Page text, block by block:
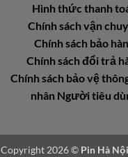
Hình thức thanh
Chính sách vận
Chính sách bảo
Chính sách đổi trả
Chính sách bảo vệ
nhân Người tiêu
Copyright 2026 © Pin Hà